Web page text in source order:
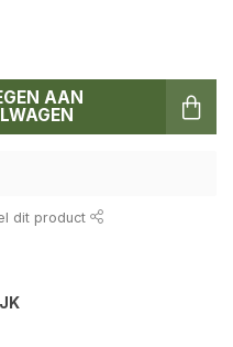
AAN
dit product